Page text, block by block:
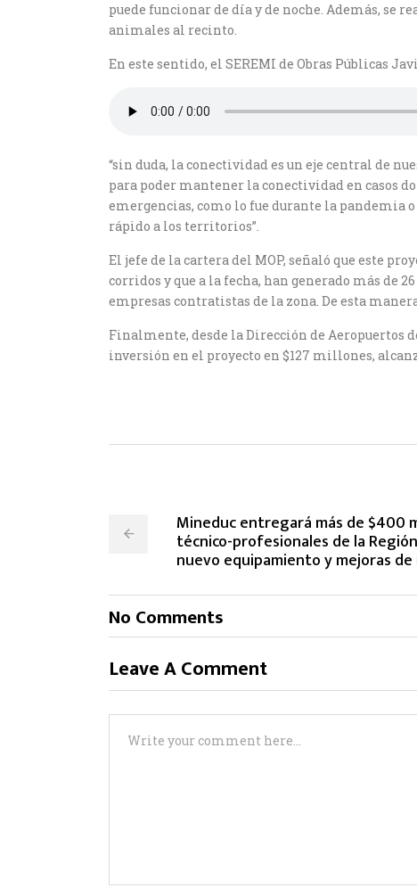
puede funcionar de día y de noche. Además, se
animales al recinto.
En este sentido, el SEREMI de Obras Públicas
“sin duda, la conectividad es un eje central de
para poder mantener la conectividad en casos
emergencias, como lo fue durante la pandemia
rápido a los territorios”.
El jefe de la cartera del MOP, señaló que este
corridos y que a la fecha, han generado más de
empresas contratistas de la zona. De esta
Finalmente, desde la Dirección de Aeropuertos
inversión en el proyecto en $127 millones,
Mineduc entregará más de $400
técnico-profesionales de la
nuevo equipamiento y mejoras
No Comments
Leave A Comment